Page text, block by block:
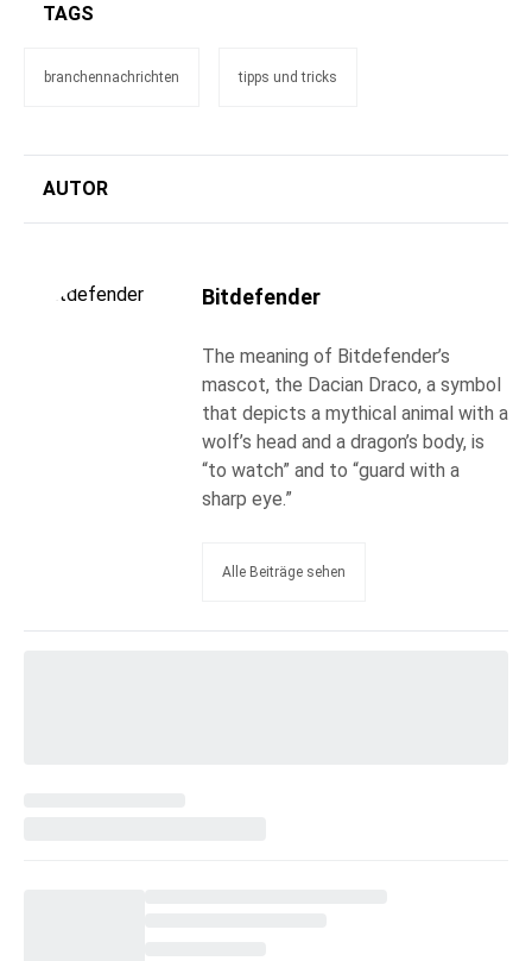
TAGS
branchennachrichten tipps und tricks
AUTOR
Bitdefender
The meaning of Bitdefender’s
mascot, the Dacian Draco, a symbol
that depicts a mythical animal with a
wolf’s head and a dragon’s body, is
“to watch” and to “guard with a
sharp eye.”
Alle Beiträge sehen